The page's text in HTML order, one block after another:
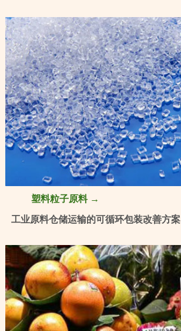
工业原料仓储运输的可循环包装改善方案
塑料粒子原料 →